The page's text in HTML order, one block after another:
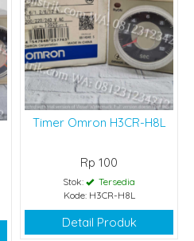
Timer Omron H3CR-H8L
Rp 100
Stok:
Tersedia
Kode: H3CR-H8L
Detail Produk